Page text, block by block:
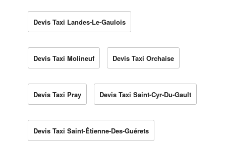
Devis Taxi Landes-Le-Gaulois
Devis Taxi Molineuf Devis Taxi Orchaise
Devis Taxi Pray Devis Taxi Saint-Cyr-Du-Gault
Devis Taxi Saint-Étienne-Des-Guérets